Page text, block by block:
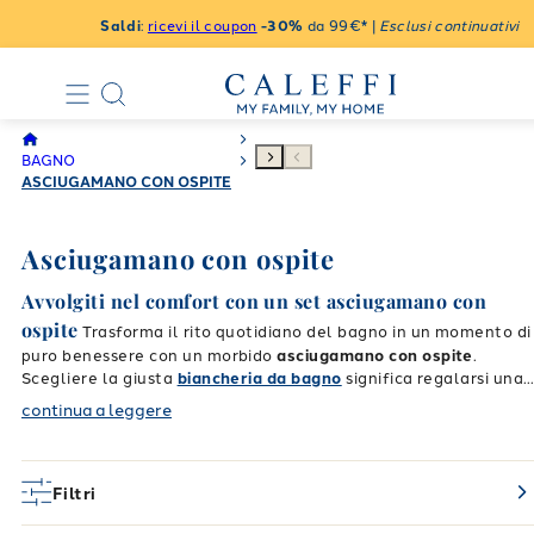
Saldi: ricevi il coupon -30% da 99€* | Esclusi continuativi
BAGNO
ASCIUGAMANO CON OSPITE
Asciugamano con ospite
Avvolgiti nel comfort con un set asciugamano con
ospite Trasforma il rito quotidiano del bagno in un momento di
puro benessere con un morbidoasciugamano con ospite .
Scegliere la giusta biancheria da bagno significa regalarsi una
carezza sulla pelle ogni giorno, unendo un'estetica raffinata e
una grande funzionalità in un unico abbraccio. Caleffi ti
quotidiani con tessuti delicati, altamente assorbenti e sicuri
continua a leggere
Filtri